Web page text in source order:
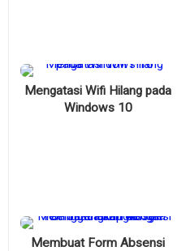
Mengatasi Wifi Hilang pada
Windows 10
Membuat Form Absensi